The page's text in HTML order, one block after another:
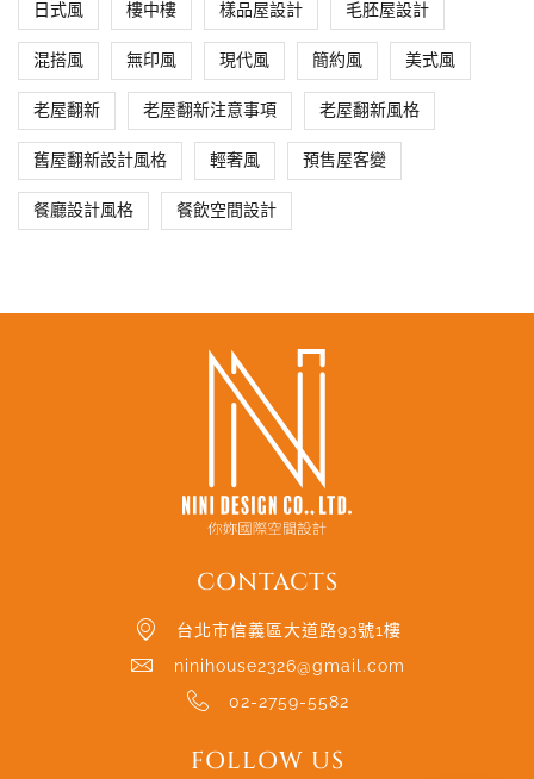
日式風 樓中樓 樣品屋設計 毛胚屋設計
混搭風 無印風 現代風 簡約風 美式風
老屋翻新 老屋翻新注意事項 老屋翻新風格
舊屋翻新設計風格 輕奢風 預售屋客變
餐廳設計風格 餐飲空間設計
CONTACTS
台北市信義區大道路93號1樓
ninihouse2326@gmail.com
02-2759-5582
FOLLOW US